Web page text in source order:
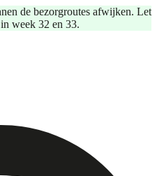
de bezorgroutes afwijken. Let
week 32 en 33.